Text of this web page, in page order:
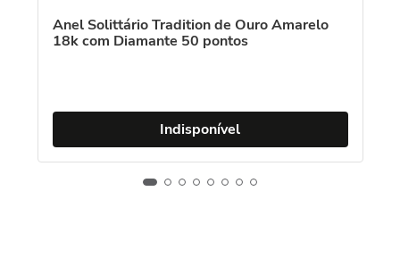
Anel Solittário Tradition de Ouro Amarelo
18k com Diamante 50 pontos
Indisponível